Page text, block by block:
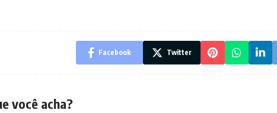
Facebook Twitter
você acha?